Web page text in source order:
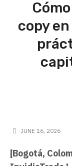
copy
JUNE 16, 2026
[Bogotá,